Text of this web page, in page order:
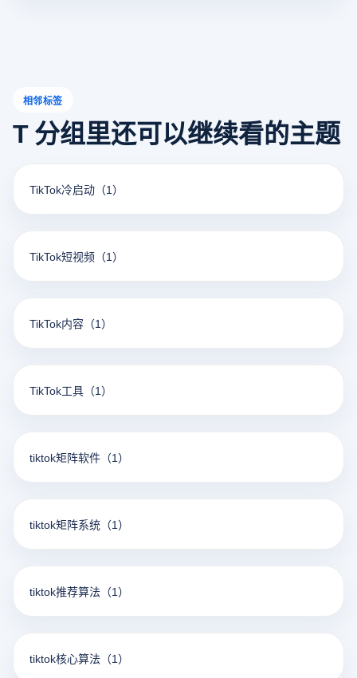
相邻标签
T 分组里还可以继续看的主题
TikTok冷启动 （1）
TikTok短视频 （1）
TikTok内容 （1）
TikTok工具 （1）
tiktok矩阵软件 （1）
tiktok矩阵系统 （1）
tiktok推荐算法 （1）
tiktok核心算法 （1）